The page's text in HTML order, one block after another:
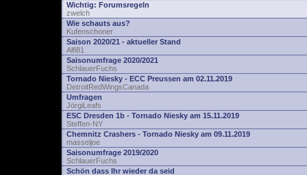
Wichtig: Forumsregeln
zwelch
Wie schauts aus?
Kufenschoner
Saison 2020/21 - aktueller Stand
Alfi81
Saisonumfrage 2020/2021
SchlauerFuchs
Tornado Niesky - ECC Preussen am 02.11.2019
DetroitRedWingsCanada
Umfragen
JörgiLeafs
ESC Dresden 1b - Tornado Niesky am 15.11.2019
Steffen-NY
Chemnitz Crashers - Tornado Niesky am 09.11.2019
masseljoe
Saisonumfrage 2019/2020
SchlauerFuchs
Schön dass Ihr wieder da seid